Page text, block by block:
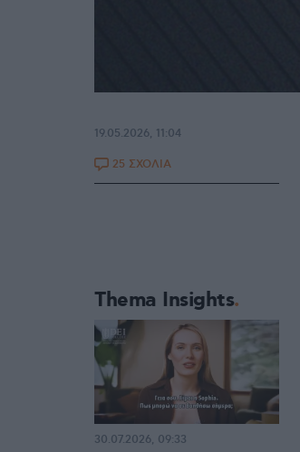
19.05.2026, 11:04
25 ΣΧΟΛΙΑ
Thema Insights
30.07.2026, 09:33